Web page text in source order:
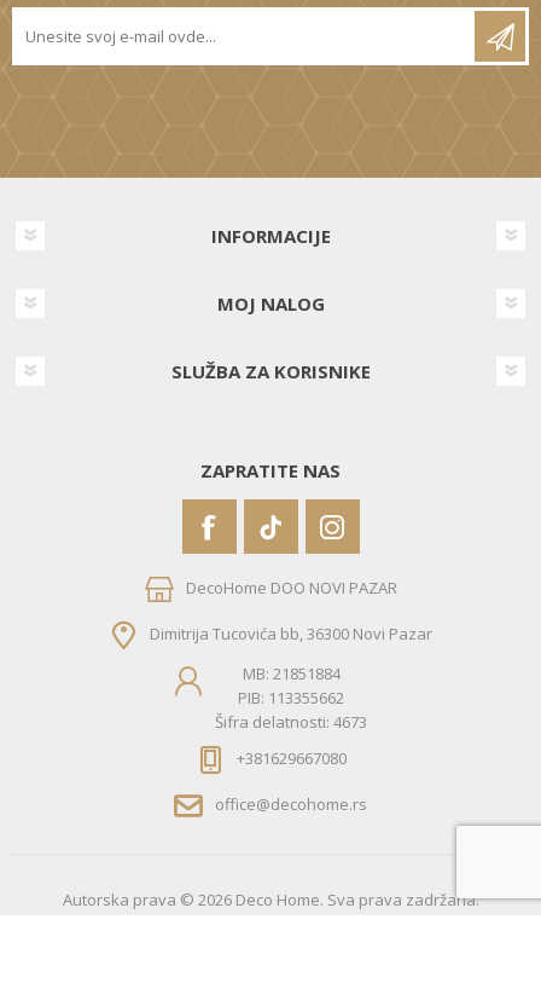
INFORMACIJE
MOJ NALOG
SLUŽBA ZA KORISNIKE
ZAPRATITE NAS
DecoHome DOO NOVI PAZAR
Dimitrija Tucovića bb, 36300 Novi Pazar
MB: 21851884
PIB: 113355662
Šifra delatnosti: 4673
+381629667080
office@decohome.rs
Autorska prava © 2026 Deco Home. Sva prava zadržana.